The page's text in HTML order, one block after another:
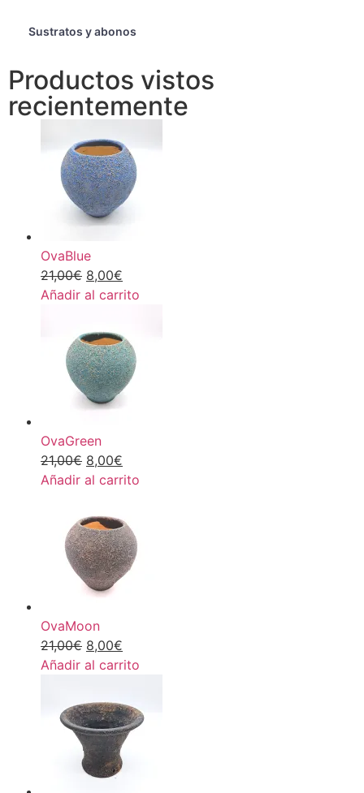
Sustratos y abonos
Productos vistos
recientemente
OvaBlue
21,00€ 8,00€
Añadir al carrito
OvaGreen
21,00€ 8,00€
Añadir al carrito
OvaMoon
21,00€ 8,00€
Añadir al carrito